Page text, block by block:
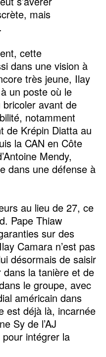
mais
cette
dans une vision à
très jeune, Ilay
un poste où le
avant de
notamment
de Krépin Diatta au
la CAN en Côte
Mendy,
dans une défense à
au lieu de 27, ce
Pape Thiaw
sur des
Camara n’est pas
désormais de saisir
dans la tanière et de
le groupe, avec
américain dans
est déjà là, incarnée
Sy de l’AJ
intégrer la